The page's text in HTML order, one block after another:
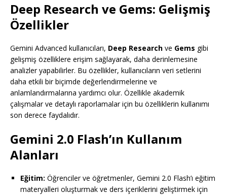
Deep Research ve Gems: Gelişmiş
Özellikler
Gemini Advanced kullanıcıları, Deep Research ve Gems gibi
gelişmiş özelliklere erişim sağlayarak, daha derinlemesine
analizler yapabilirler. Bu özellikler, kullanıcıların veri setlerini
daha etkili bir biçimde değerlendirmelerine ve
anlamlandırmalarına yardımcı olur. Özellikle akademik
çalışmalar ve detaylı raporlamalar için bu özelliklerin kullanımı
son derece faydalıdır.
Gemini 2.0 Flash’ın Kullanım
Alanları
Eğitim: Öğrenciler ve öğretmenler, Gemini 2.0 Flash’ı eğitim
materyalleri oluşturmak ve ders içeriklerini geliştirmek için